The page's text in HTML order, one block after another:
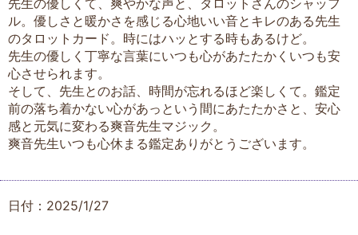
ル。優しさと暖かさを感じる心地いい音とキレのある先生
のタロットカード。時にはハッとする時もあるけど。
先生の優しく丁寧な言葉にいつも心があたたかくいつも安
心させられます。
そして、先生とのお話、時間が忘れるほど楽しくて。鑑定
前の落ち着かない心があっという間にあたたかさと、安心
感と元気に変わる爽音先生マジック。
爽音先生いつも心休まる鑑定ありがとうございます。
日付：2025/1/27